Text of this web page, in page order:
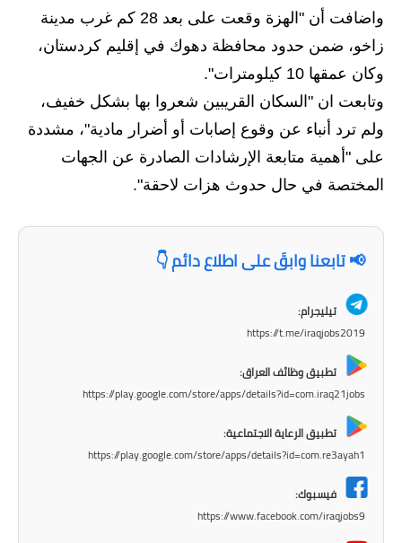
نتائج الامتحانات
المرحلة المتوسطة
المرحلة الاعدادية
اسئلة وزارية
المرحلة الابتدائية
واضافت أن "الهزة وقعت على بعد 28 كم غرب مدينة
زاخو، ضمن حدود محافظة دهوك في إقليم كردستان،
وكان عمقها 10 كيلومترات".
وتابعت ان "السكان القريبين شعروا بها بشكل خفيف،
ولم ترد أنباء عن وقوع إصابات أو أضرار مادية"، مشددة
على "أهمية متابعة الإرشادات الصادرة عن الجهات
المختصة في حال حدوث هزات لاحقة".
📢 تابعنا وابقَ على اطلاع دائم 👇
تيليجرام:
https://t.me/iraqjobs2019
تطبيق وظائف العراق:
https://play.google.com/store/apps/details?id=com.iraq21jobs
تطبيق الرعاية الاجتماعية:
https://play.google.com/store/apps/details?id=com.re3ayah1
فيسبوك:
https://www.facebook.com/iraqjobs9